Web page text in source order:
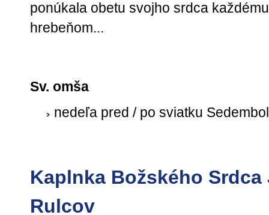
ponúkala obetu svojho srdca
hrebeňom...
Sv. omša
nedeľa pred / po sviatku
Kaplnka Božského Srdca
Rulcov